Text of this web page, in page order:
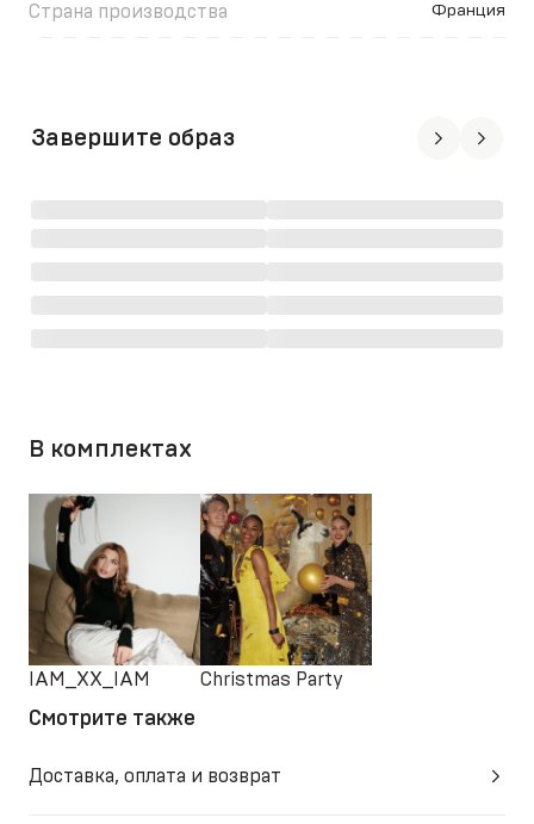
Страна производства Франция
Завершите образ
В комплектах
IAM_XX_IAM Christmas Party
Смотрите также
Доставка, оплата и возврат